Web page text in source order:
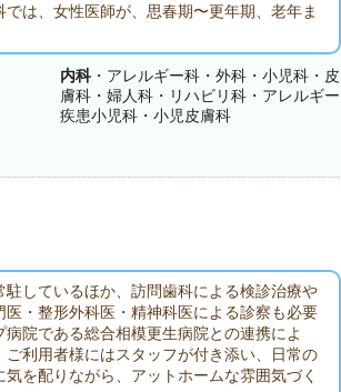
は、女性医師が、思春期〜更年期、老年ま
内科・アレルギー科・外科・小児科・皮
膚科・婦人科・リハビリ科・アレルギー
疾患小児科・小児皮膚科
しているほか、訪問歯科による検診治療や
・整形外科医・精神科医による診察も必要
院である総合相模更生病院との連携によ
利用者様にはスタッフが付き添い、日常の
を配りながら、アットホームな雰囲気づく